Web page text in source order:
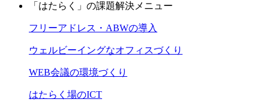
「はたらく」の課題解決メニュー
フリーアドレス・ABWの導入
ウェルビーイングなオフィスづくり
WEB会議の環境づくり
はたらく場のICT